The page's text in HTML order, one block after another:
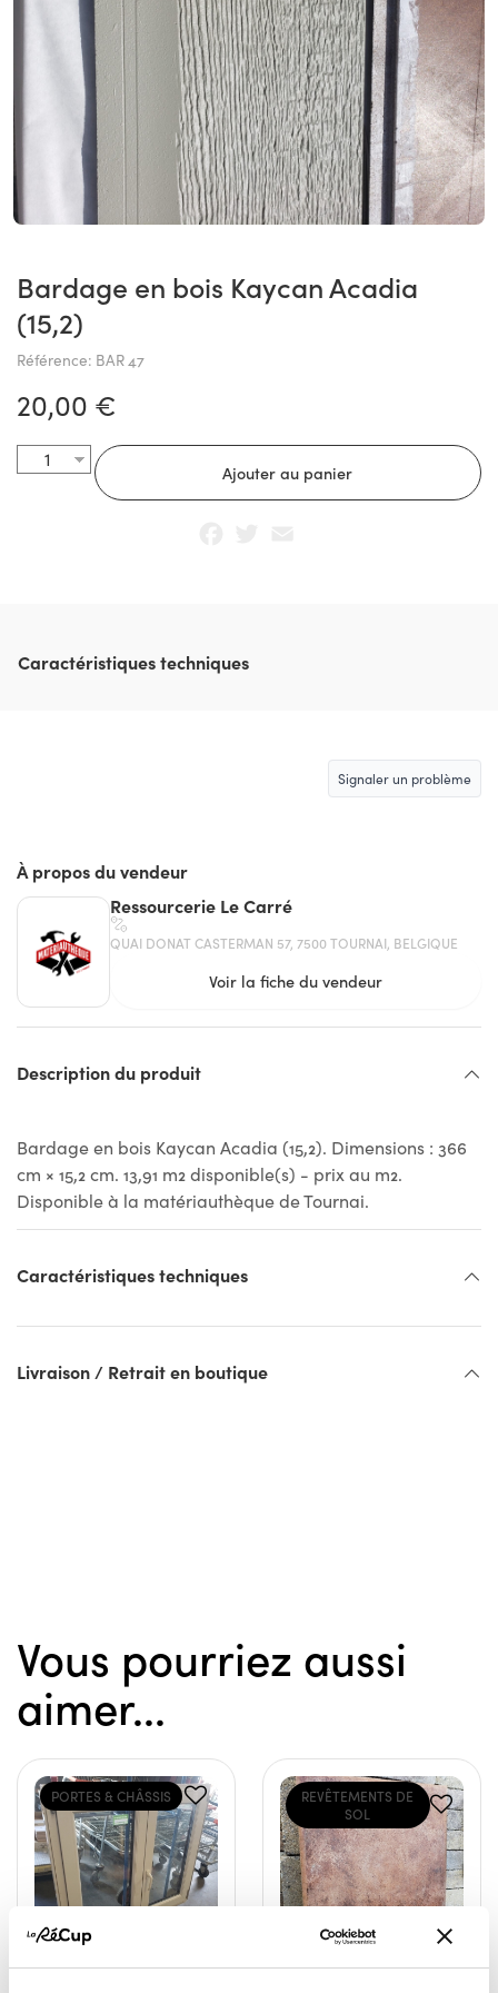
Bardage en bois Kaycan Acadia
(15,2)
Référence: BAR 47
20,00 €
Caractéristiques techniques
Signaler un problème
À propos du vendeur
Ressourcerie Le Carré
QUAI DONAT CASTERMAN 57, 7500 TOURNAI, BELGIQUE
Voir la fiche du vendeur
Description du produit
Bardage en bois Kaycan Acadia (15,2). Dimensions : 366
cm × 15,2 cm. 13,91 m2 disponible(s) - prix au m2.
Disponible à la matériauthèque de Tournai.
Caractéristiques techniques
Livraison / Retrait en boutique
Vous pourriez aussi
aimer...
PORTES & CHÂSSIS
REVÊTEMENTS DE
SOL